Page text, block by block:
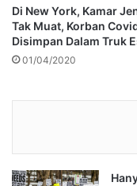
Di New York, Kamar
Tak Muat, Korban
Disimpan Dalam Truk
01/04/2020